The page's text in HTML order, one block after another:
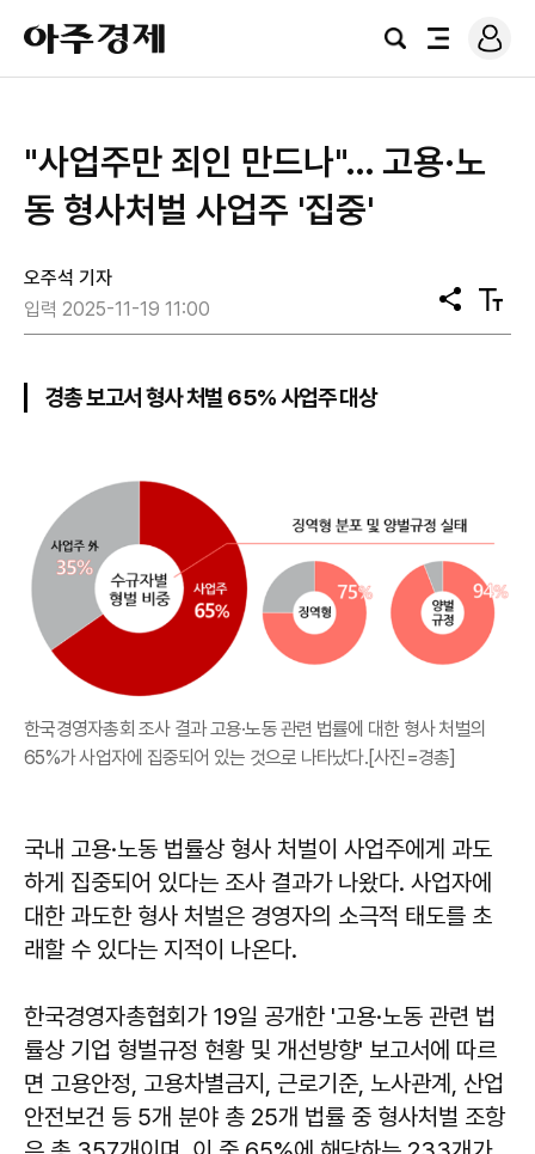
아
주
경
검
전
로
그
"사업주만 죄인 만드나"… 고용·노
동 형사처벌 사업주 '집중'
오주석 기자
입력 2025-11-19 11:00
공
유
텍
스
경총 보고서 형사 처벌 65% 사업주 대상
한국경영자총회 조사 결과 고용·노동 관련 법률에 대한 형사 처벌의
65%가 사업자에 집중되어 있는 것으로 나타났다.[사진=경총]
국내 고용·노동 법률상 형사 처벌이 사업주에게 과도
하게 집중되어 있다는 조사 결과가 나왔다. 사업자에
대한 과도한 형사 처벌은 경영자의 소극적 태도를 초
래할 수 있다는 지적이 나온다.
한국경영자총협회가 19일 공개한 '고용·노동 관련 법
률상 기업 형벌규정 현황 및 개선방향' 보고서에 따르
면 고용안정, 고용차별금지, 근로기준, 노사관계, 산업
안전보건 등 5개 분야 총 25개 법률 중 형사처벌 조항